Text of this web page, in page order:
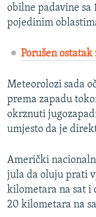
obilne padavine sa
pojedinim
Porušen
Meteorolozi sada
prema zapadu
okrznuti
umjesto da je
Američki
jula da oluju prati
kilometara na sat i
20 kilometara na